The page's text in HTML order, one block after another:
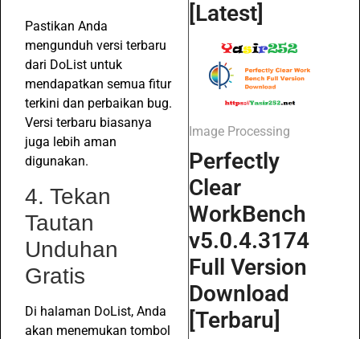
Pastikan Anda
mengunduh versi terbaru
dari DoList untuk
mendapatkan semua fitur
terkini dan perbaikan bug.
Versi terbaru biasanya
juga lebih aman
digunakan.
4. Tekan
Tautan
Unduhan
Gratis
Di halaman DoList, Anda
akan menemukan tombol
[Latest]
Image Processing
Perfectly
Clear
WorkBench
v5.0.4.3174
Full Version
Download
[Terbaru]